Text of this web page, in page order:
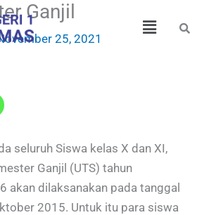
Menu
Ganjil
25, 2021
seluruh Siswa kelas X dan XI,
Ganjil (UTS) tahun
akan dilaksanakan pada tanggal
2015. Untuk itu para siswa